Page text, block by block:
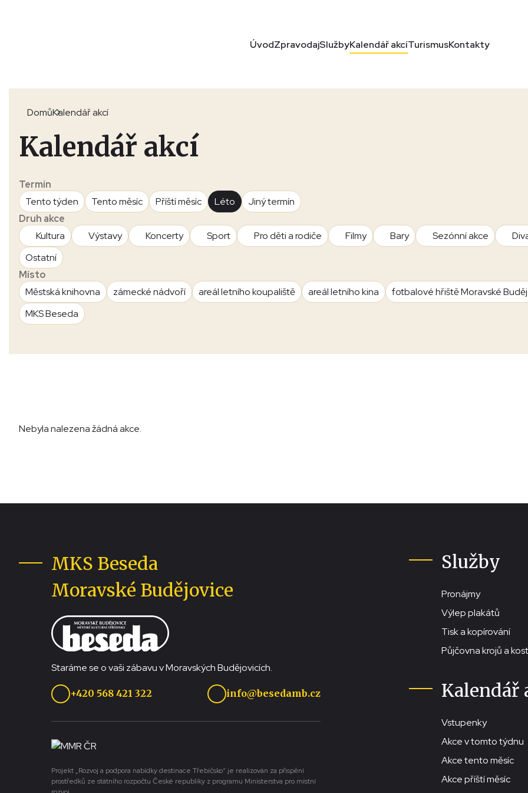
ÚvodZpravodajSlužbyKalendář akcíTurismusKontakty
DomůKalendář akcí
Kalendář akcí
Termín
Tento týden
Tento měsíc Příští měsíc Léto
Jiný termín
Druh akce
Kultura
Výstavy Koncerty Sport Pro děti a rodiče Filmy Bary Sezónní akce
Ostatní
Místo
Městská knihovna
zámecké nádvoří areál letního koupaliště areál letního kina
fotbalové hřiště Moravské
MKS Beseda
Nebyla nalezena žádná akce.
MKS Beseda
Moravské Budějovice
Staráme se o vaši zábavu v Moravských Budějovicích.
+420 568 421 322 info@besedamb.cz
Projekt „Rozvoj a podpora nabídky destinace Třebíčsko“ je realizován za přispění
prostředků ze státního rozpočtu České republiky z programu Ministerstva pro místní
Služby
Pronájmy
Výlep plakátů
Tisk a kopírování
Půjčovna krojů a
Kalendář
Vstupenky
Akce v tomto týdnu
Akce tento měsíc
Akce příští měsíc